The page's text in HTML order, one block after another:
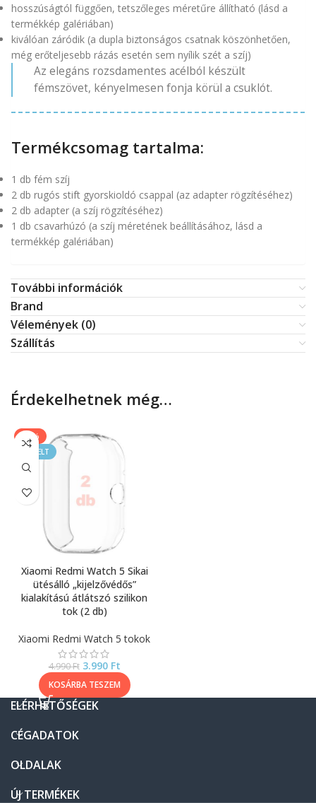
hosszúságtól függően, tetszőleges méretűre állítható (lásd a
termékkép galériában)
kiválóan záródik (a dupla biztonságos csatnak köszönhetően,
még erőteljesebb rázás esetén sem nyílik szét a szíj)
Az elegáns rozsdamentes acélból készült
fémszövet, kényelmesen fonja körül a csuklót.
Termékcsomag tartalma:
1 db fém szíj
2 db rugós stift gyorskioldó csappal (az adapter rögzítéséhez)
2 db adapter (a szíj rögzítéséhez)
1 db csavarhúzó (a szíj méretének beállításához, lásd a
termékkép galériában)
További információk
Brand
Vélemények (0)
Szállítás
Érdekelhetnek még…
-20%
KIEMELT
Xiaomi Redmi Watch 5 Sikai
ütésálló „kijelzővédős”
kialakítású átlátszó szilikon
tok (2 db)
Xiaomi Redmi Watch 5 tokok
4.990Ft 3.990 Ft
KOSÁRBA TESZEM
ELÉRHETŐSÉGEK
CÉGADATOK
OLDALAK
ÚJ TERMÉKEK